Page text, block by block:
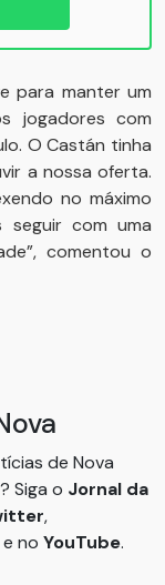
para manter um
jogadores com
O Castán tinha
a nossa oferta.
no máximo
seguir com uma
comentou o
de Nova
Siga o Jornal da
,
e no YouTube.